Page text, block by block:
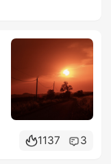
1137 3